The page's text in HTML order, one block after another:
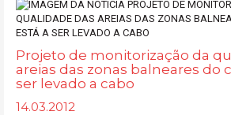
Projeto de monitorização da
areias das zonas balneares do
ser levado a cabo
14.03.2012